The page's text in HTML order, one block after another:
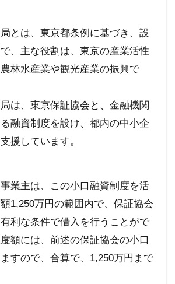
とは、東京都条例に基づき、設
、主な役割は、東京の産業活性
林水産業や観光産業の振興で
は、東京保証協会と、金融機関
融資制度を設け、都内の中小企
援しています。
業主は、この小口融資制度を活
1,250万円の範囲内で、保証協会
利な条件で借入を行うことがで
額には、前述の保証協会の小口
すので、合算で、 1,250万円まで